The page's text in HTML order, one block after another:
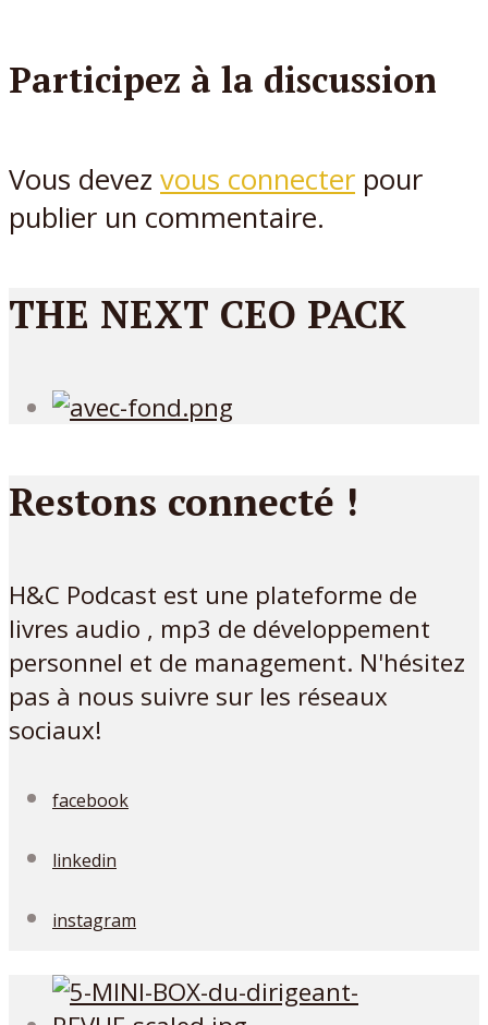
Participez à la discussion
Vous devez vous connecter pour
publier un commentaire.
THE NEXT CEO PACK
Restons connecté !
H&C Podcast est une plateforme de
livres audio , mp3 de développement
personnel et de management. N'hésitez
pas à nous suivre sur les réseaux
sociaux!
facebook
linkedin
instagram